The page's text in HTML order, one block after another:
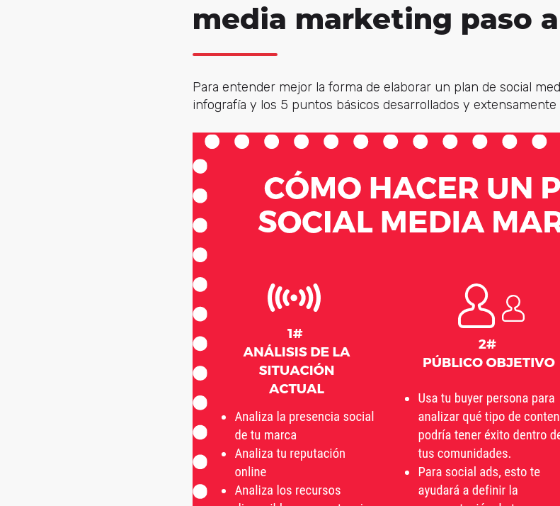
media marketing paso
Para entender mejor la forma de elaborar un plan de social
infografía y los 5 puntos básicos desarrollados y extensamente